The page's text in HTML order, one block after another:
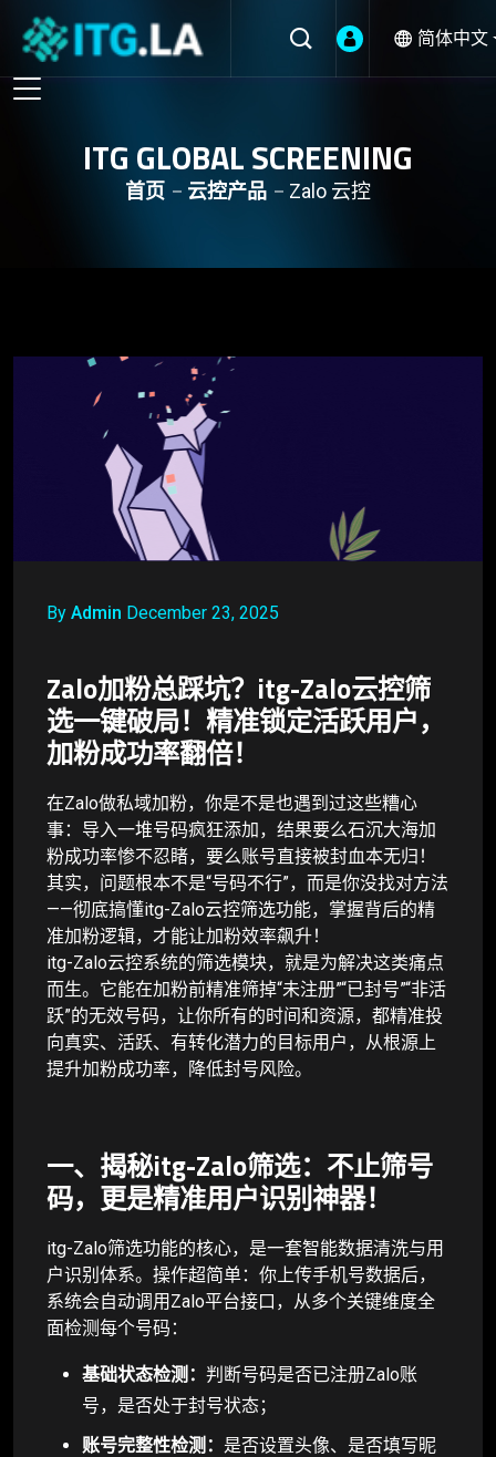
简体中文
ITG GLOBAL SCREENING
首页 云控产品 Zalo 云控
By Admin December 23, 2025
Zalo加粉总踩坑？itg-Zalo云控筛
选一键破局！精准锁定活跃用户，
加粉成功率翻倍！
在Zalo做私域加粉，你是不是也遇到过这些糟心
事：导入一堆号码疯狂添加，结果要么石沉大海加
粉成功率惨不忍睹，要么账号直接被封血本无归！
其实，问题根本不是“号码不行”，而是你没找对方法
——彻底搞懂itg-Zalo云控筛选功能，掌握背后的精
准加粉逻辑，才能让加粉效率飙升！
itg-Zalo云控系统的筛选模块，就是为解决这类痛点
而生。它能在加粉前精准筛掉“未注册”“已封号”“非活
跃”的无效号码，让你所有的时间和资源，都精准投
向真实、活跃、有转化潜力的目标用户，从根源上
提升加粉成功率，降低封号风险。
一、揭秘itg-Zalo筛选：不止筛号
码，更是精准用户识别神器！
itg-Zalo筛选功能的核心，是一套智能数据清洗与用
户识别体系。操作超简单：你上传手机号数据后，
系统会自动调用Zalo平台接口，从多个关键维度全
面检测每个号码：
基础状态检测： 判断号码是否已注册Zalo账
号，是否处于封号状态；
账号完整性检测： 是否设置头像、是否填写昵